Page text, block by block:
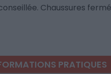
Chaussures
PRATIQUES